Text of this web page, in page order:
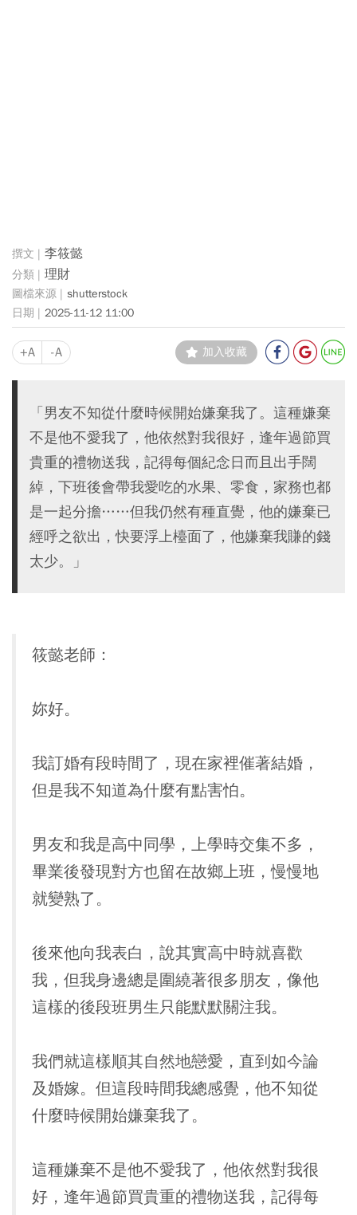
李筱懿
理財
shutterstock
2025-11-12 11:00
+A -A 加入收藏
「男友不知從什麼時候開始嫌棄我了。這種嫌棄
不是他不愛我了，他依然對我很好，逢年過節買
貴重的禮物送我，記得每個紀念日而且出手闊
綽，下班後會帶我愛吃的水果、零食，家務也都
是一起分擔……但我仍然有種直覺，他的嫌棄已
經呼之欲出，快要浮上檯面了，他嫌棄我賺的錢
太少。」
筱懿老師：
妳好。
我訂婚有段時間了，現在家裡催著結婚，
但是我不知道為什麼有點害怕。
男友和我是高中同學，上學時交集不多，
畢業後發現對方也留在故鄉上班，慢慢地
就變熟了。
後來他向我表白，說其實高中時就喜歡
我，但我身邊總是圍繞著很多朋友，像他
這樣的後段班男生只能默默關注我。
我們就這樣順其自然地戀愛，直到如今論
及婚嫁。但這段時間我總感覺，他不知從
什麼時候開始嫌棄我了。
這種嫌棄不是他不愛我了，他依然對我很
好，逢年過節買貴重的禮物送我，記得每